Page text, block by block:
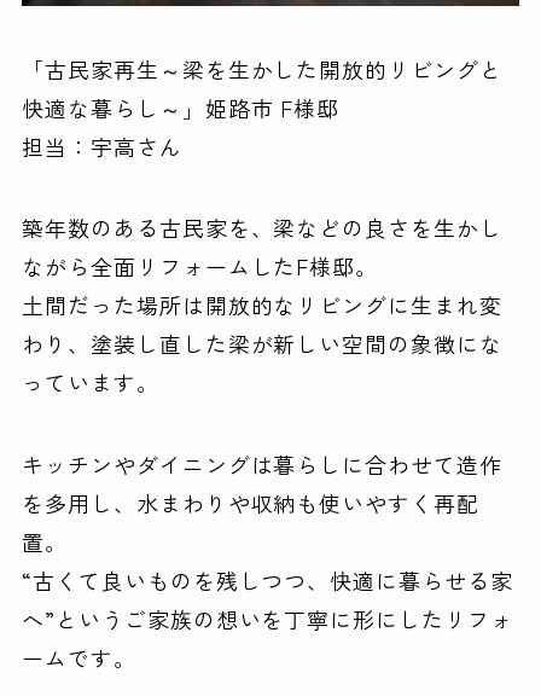
「古民家再生～梁を生かした開放的リビングと
快適な暮らし～」姫路市 F様邸
担当：宇高さん
築年数のある古民家を、梁などの良さを生かし
ながら全面リフォームしたF様邸。
土間だった場所は開放的なリビングに生まれ変
わり、塗装し直した梁が新しい空間の象徴にな
っています。
キッチンやダイニングは暮らしに合わせて造作
を多用し、水まわりや収納も使いやすく再配
置。
“古くて良いものを残しつつ、快適に暮らせる家
へ”というご家族の想いを丁寧に形にしたリフォ
ームです。